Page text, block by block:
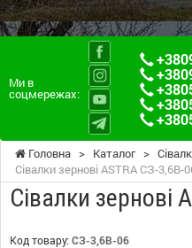
Ми в
соцмережах:
Головна > Каталог >
Сівалки зернові ASTRA СЗ-3,6В-
Сівалки зернові
Код товару: СЗ-3,6В-06